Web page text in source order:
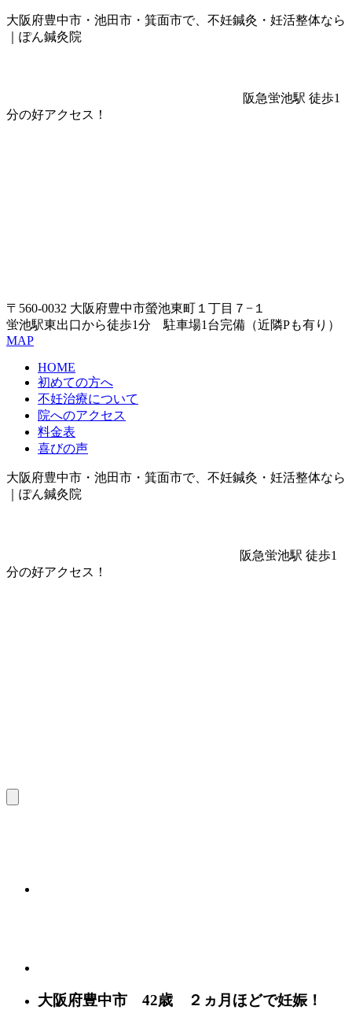
大阪府豊中市・池田市・箕面市で、不妊鍼灸・妊活整体なら
｜ぽん鍼灸院
阪急蛍池駅 徒歩1
分の好アクセス！
〒560-0032 大阪府豊中市螢池東町１丁目７−１
蛍池駅東出口から徒歩1分 駐車場1台完備（近隣Pも有り）
MAP
HOME
初めての方へ
不妊治療について
院へのアクセス
料金表
喜びの声
大阪府豊中市・池田市・箕面市で、不妊鍼灸・妊活整体なら
｜ぽん鍼灸院
阪急蛍池駅 徒歩1
分の好アクセス！
大阪府豊中市 42歳 ２ヵ月ほどで妊娠！